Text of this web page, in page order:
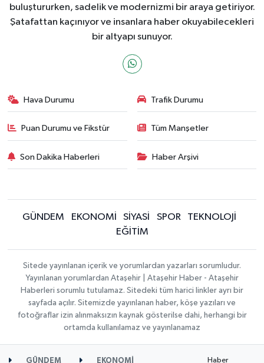
buluştururken, sadelik ve modernizmi bir araya getiriyor.
Şatafattan kaçınıyor ve insanlara haber okuyabilecekleri
bir altyapı sunuyor.
Hava Durumu Trafik Durumu
Puan Durumu ve Fikstür Tüm Manşetler
Son Dakika Haberleri Haber Arşivi
GÜNDEM EKONOMİ SİYASİ SPOR
TEKNOLOJİ
EĞİTİM
Sitede yayınlanan içerik ve yorumlardan yazarları sorumludur.
Yayınlanan yorumlardan Ataşehir | Ataşehir Haber - Ataşehir
Haberleri sorumlu tutulamaz. Sitedeki tüm harici linkler ayrı bir
sayfada açılır. Sitemizde yayınlanan haber, köşe yazıları ve
fotoğraflar izin alınmaksızın kaynak gösterilse dahi, herhangi bir
ortamda kullanılamaz ve yayınlanamaz
GÜNDEM EKONOMİ Haber